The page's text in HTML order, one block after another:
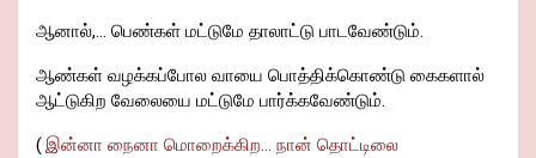
ஆனால்,... பெண்கள் மட்டுமே தாலாட்டு பாடவேண்டும்.
ஆண்கள் வழக்கப்போல வாயை பொத்திக்கொண்டு கைகளால்
ஆட்டுகிற வேலையை மட்டுமே பார்க்கவேண்டும்.
(இன்னா நைனா மொறைக்கிற... நான் தொட்டிலை